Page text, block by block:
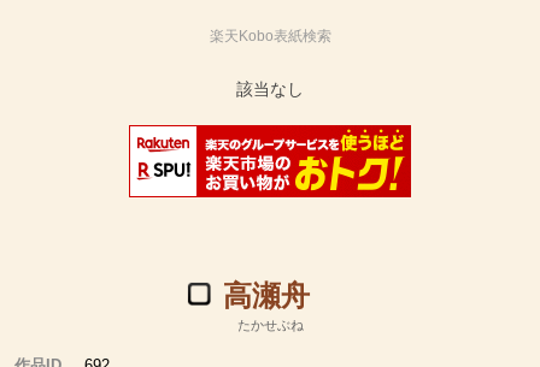
楽天Kobo表紙検索
高瀬舟
たかせぶね